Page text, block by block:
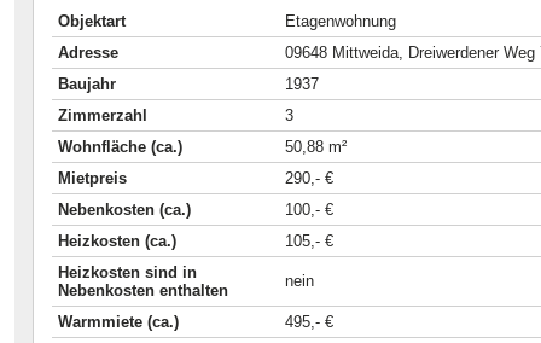
Objektart
Etagenwohnung
Adresse
09648 Mittweida, Dreiwerdener Weg
Baujahr
1937
Zimmerzahl
3
Wohnfläche (ca.)
50,88 m²
Mietpreis
290,- €
Nebenkosten (ca.)
100,- €
Heizkosten (ca.)
105,- €
Heizkosten sind in
Nebenkosten enthalten
nein
Warmmiete (ca.)
495,- €